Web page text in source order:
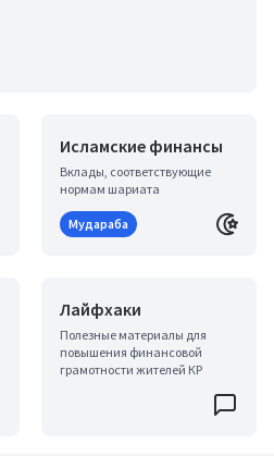
Исламские финансы
Вклады, соответствующие
нормам шариата
Мудараба
Лайфхаки
Полезные материалы для
повышения финансовой
грамотности жителей КР